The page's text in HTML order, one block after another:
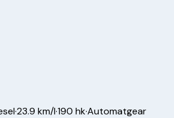
·23.9 km/l·190 hk·Automatgear